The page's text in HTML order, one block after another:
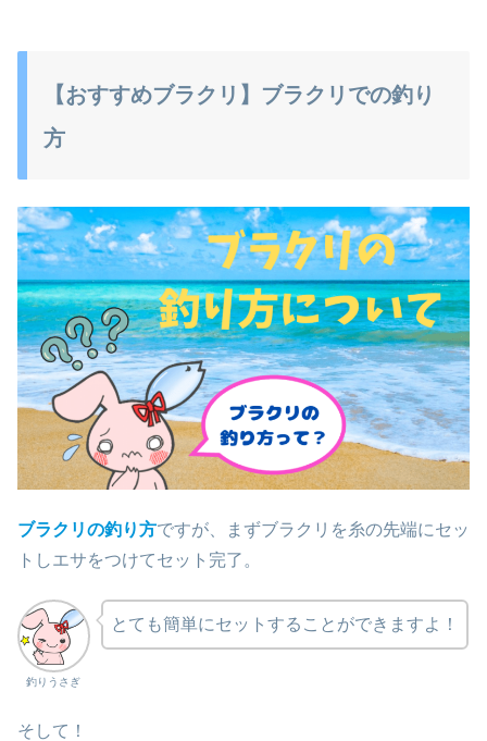
【おすすめブラクリ】ブラクリでの釣り
方
ブラクリの釣り方ですが、まずブラクリを糸の先端にセッ
トしエサをつけてセット完了。
釣りうさぎ
とても簡単にセットすることができますよ！
そして！